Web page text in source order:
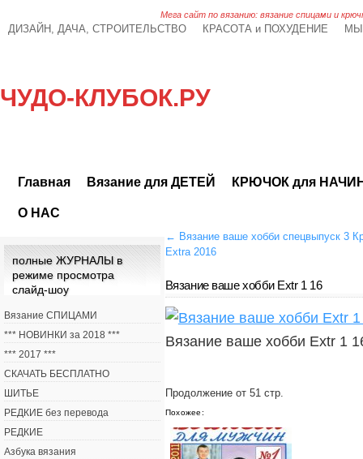
Мега сайт по вязанию: вязание спицами и
ДИЗАЙН, ДАЧА, СТРОИТЕЛЬСТВО КРАСОТА и ПОХУДЕНИЕ
ЧУДО-КЛУБОК.РУ
Главная Вязание для ДЕТЕЙ КРЮЧОК для
О НАС
← Вязание ваше хобби спецвыпуск 3
Extra 2016
Вязание ваше хобби Extr 1 16
Вязание ваше хобби Extr 1
Продолжение от 51 стр.
Похожее:
полные ЖУРНАЛЫ в
режиме просмотра
слайд-шоу
Вязание СПИЦАМИ
*** НОВИНКИ за 2018 ***
*** 2017 ***
СКАЧАТЬ БЕСПЛАТНО
ШИТЬЕ
РЕДКИЕ без перевода
РЕДКИЕ
Азбука вязания